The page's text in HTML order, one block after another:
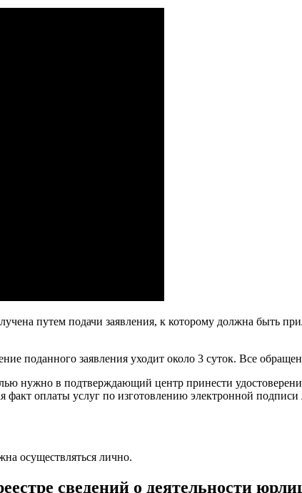
путем подачи заявления, к которому должна быть
поданного заявления уходит около 3 суток. Все
нужно в подтверждающий центр принести
оплаты услуг по изготовлению электронной подписи
осуществляться лично.
сведений о деятельности